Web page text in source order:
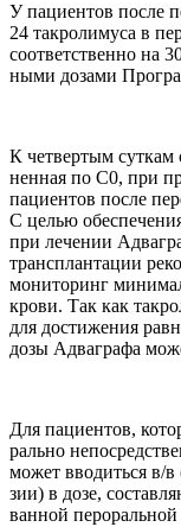
У паци­ен­тов после
24 такро­лимуса в
соот­вет­ственно на
ными дозами
К чет­вер­тым сут­кам
нен­ная по С0, при
паци­ен­тов после
С целью
при лече­нии
трансплан­тации
мони­то­ринг
крови. Так как
для достиже­ния
дозы Адваграфа
Для паци­ен­тов,
рально
может вво­диться в/​
зии) в дозе,
ван­ной